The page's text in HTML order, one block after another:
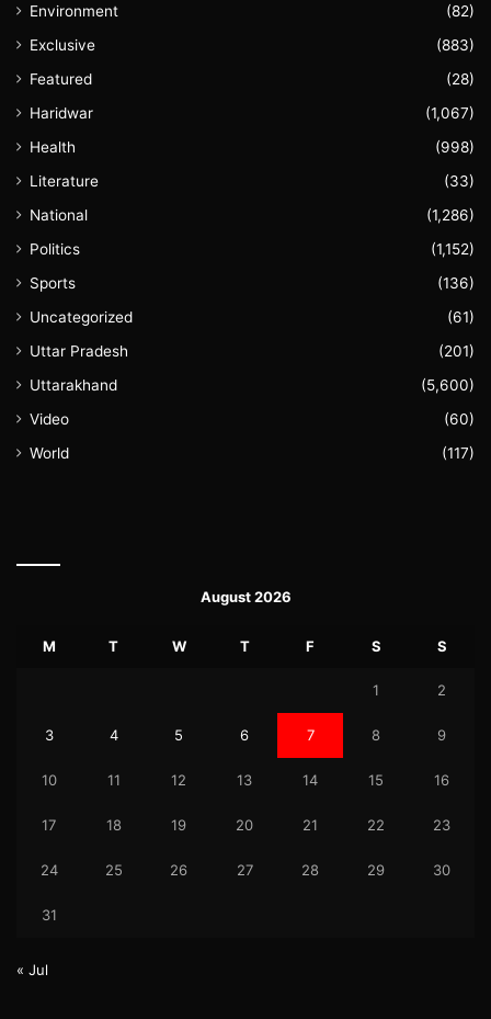
Environment
(82)
Exclusive
(883)
Featured
(28)
Haridwar
(1,067)
Health
(998)
Literature
(33)
National
(1,286)
Politics
(1,152)
Sports
(136)
Uncategorized
(61)
Uttar Pradesh
(201)
Uttarakhand
(5,600)
Video
(60)
World
(117)
August 2026
M T W T F S S
1 2
3 4 5 6 7 8 9
10 11 12 13 14 15 16
17 18 19 20 21 22 23
24 25 26 27 28 29 30
31
« Jul